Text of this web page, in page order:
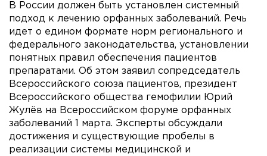
В России должен быть установлен системный
подход к лечению орфанных заболеваний. Речь
идет о едином формате норм регионального и
федерального законодательства, установлении
понятных правил обеспечения пациентов
препаратами. Об этом заявил сопредседатель
Всероссийского союза пациентов, президент
Всероссийского общества гемофилии Юрий
Жулёв на Всероссийском форуме орфанных
заболеваний 1 марта. Эксперты обсуждали
достижения и существующие пробелы в
реализации системы медицинской и